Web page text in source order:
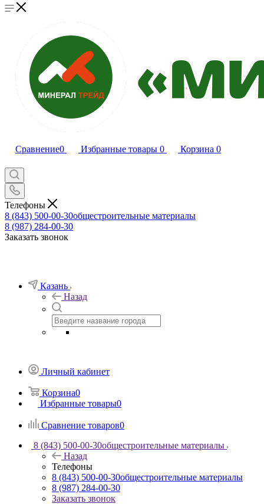
Сравнение0 Избранные товары 0 Корзина 0
Телефоны
8 (843) 500-00-30общестроительные материалы
8 (987) 284-00-30
Заказать звонок
Казань
Назад
Личный кабинет
Корзина0
Избранные товары0
Сравнение товаров0
8 (843) 500-00-30общестроительные материалы
Назад
Телефоны
8 (843) 500-00-30общестроительные материалы
8 (987) 284-00-30
Заказать звонок